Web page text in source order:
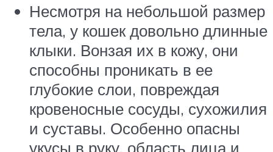
Несмотря на небольшой размер
тела, у кошек довольно длинные
клыки. Вонзая их в кожу, они
способны проникать в ее
глубокие слои, повреждая
кровеносные сосуды, сухожилия
и суставы. Особенно опасны
укусы в руку, область лица и